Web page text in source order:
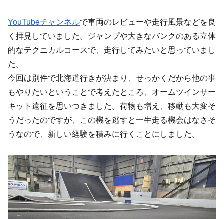
YouTubeチャンネルで車両のレビューや走行風景などを良
く拝見していました。ジャンプや大きなバンクのある立体
的なテクニカルコースで、走行してみたいと思っていまし
た。
今回は別件で北海道行きが決まり、せっかくだから他の事
もやりたいということで考えたところ、オームツインサー
キット遠征を思いつきました。荷物も増え、移動も大変そ
うだったのですが、この機を逃すと一生走る機会はなさそ
うなので、新しい経験を積みに行くことにしました。